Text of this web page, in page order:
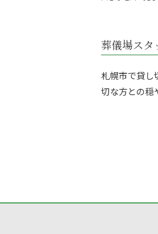
葬儀場スタ
札幌市で貸し
切な方との穏